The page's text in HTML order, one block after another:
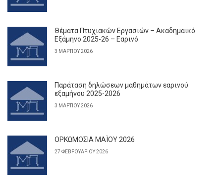
Θέματα Πτυχιακών Εργασιών – Ακαδημαϊκό
Εξάμηνο 2025-26 – Εαρινό
3 ΜΑΡΤΊΟΥ 2026
Παράταση δηλώσεων μαθημάτων εαρινού
εξαμήνου 2025-2026
3 ΜΑΡΤΊΟΥ 2026
ΟΡΚΩΜΟΣΙΑ ΜΑΪΟΥ 2026
27 ΦΕΒΡΟΥΑΡΊΟΥ 2026